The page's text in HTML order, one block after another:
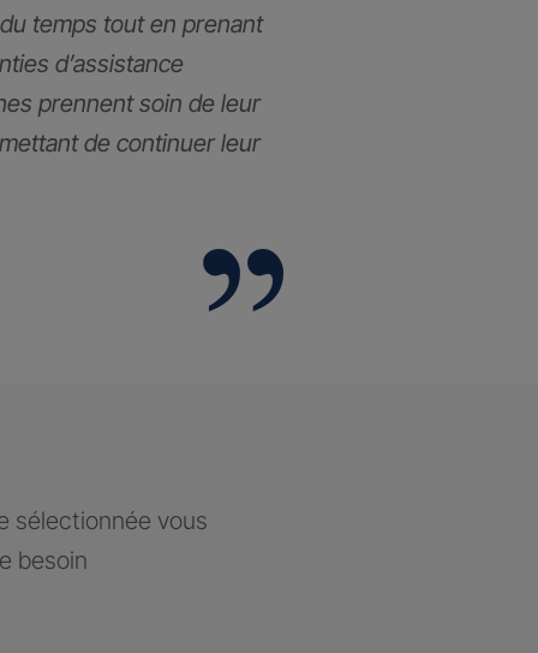
temps tout en prenant
d’assistance
prennent soin de leur
de continuer leur
sélectionnée vous
besoin